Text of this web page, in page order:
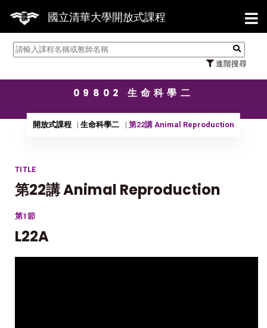
國立清華大學開放式課程
進階搜尋
【
09802 生命科學二
開放式課程 生命科學二 第22講 Animal Reproduction
TITLE
第22講 Animal Reproduction
第1節
L22A